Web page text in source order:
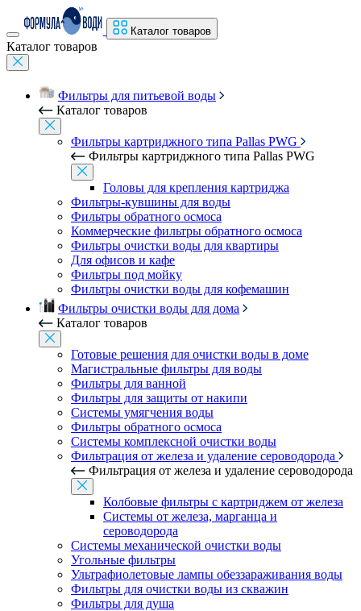
Каталог товаров
Каталог товаров
Фильтры для питьевой воды
Каталог товаров
Фильтры картриджного типа Pallas PWG
Фильтры картриджного типа Pallas PWG
Головы для крепления картриджа
Фильтры-кувшины для воды
Фильтры обратного осмоса
Коммерческие фильтры обратного осмоса
Фильтры очистки воды для квартиры
Для офисов и кафе
Фильтры под мойку
Фильтры очистки воды для кофемашин
Фильтры очистки воды для дома
Каталог товаров
Готовые решения для очистки воды в доме
Магистральные фильтры для воды
Фильтры для ванной
Фильтры для защиты от накипи
Системы умягчения воды
Фильтры обратного осмоса
Системы комплексной очистки воды
Фильтрация от железа и удаление сероводорода
Фильтрация от железа и удаление сероводорода
Колбовые фильтры с картриджем от железа
Системы от железа, марганца и
сероводорода
Системы механической очистки воды
Угольные фильтры
Ультрафиолетовые лампы обеззараживания воды
Фильтры для очистки воды из скважин
Фильтры для душа